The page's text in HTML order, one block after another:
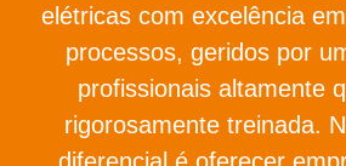
elétricas com excelência
processos, geridos por
profissionais altamente
rigorosamente treinada.